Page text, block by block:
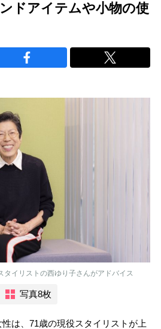
ドアイテムや小物の使
タイリストの西ゆり子さんがアドバイス
写真8枚
は、71歳の現役スタイリストが上